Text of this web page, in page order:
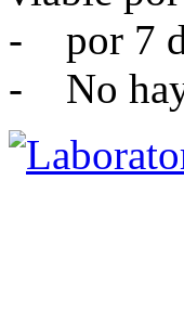
- por 7
- No hay